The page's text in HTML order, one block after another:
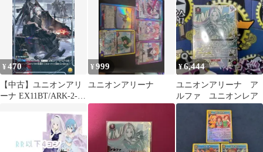
¥470
【中古】ユニオンアリ
ーナ EX11BT/ARK-2-
¥999
ユニオンアリーナ
¥6,444
ユニオンアリーナ ア
ルファ ユニオンレア